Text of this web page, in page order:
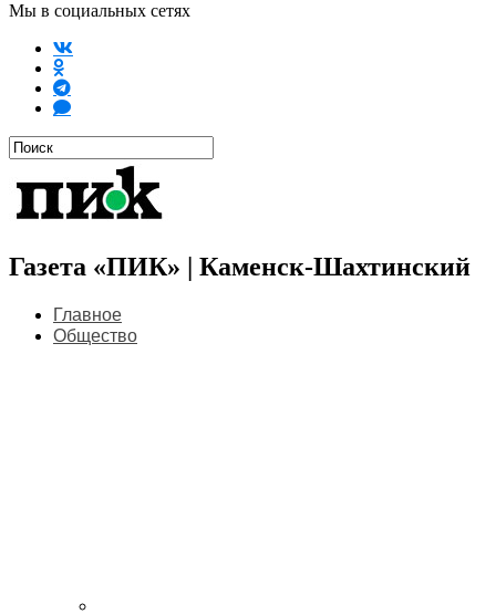
Мы в социальных сетях
Газета «ПИК» | Каменск-Шахтинский
Главное
Общество